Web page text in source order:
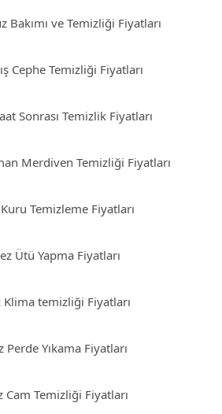
Bakımı ve Temizliği Fiyatları
Cephe Temizliği Fiyatları
Sonrası Temizlik Fiyatları
Merdiven Temizliği Fiyatları
Temizleme Fiyatları
Ütü Yapma Fiyatları
Klima temizliği Fiyatları
Perde Yıkama Fiyatları
Cam Temizliği Fiyatları